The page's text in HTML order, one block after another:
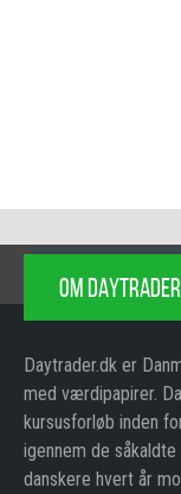
OM
Daytrader.dk er
med værdipapirer.
kursusforløb inden
igennem de
danskere hvert år